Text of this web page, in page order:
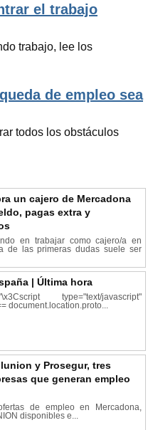
el trabajo
trabajo, lee los
de empleo sea
todos los obstáculos
un cajero de Mercadona
pagas extra y
en trabajar como cajero/a en
de las primeras dudas suele ser
| Última hora
type="text/javascript"
document.location.proto...
y Prosegur, tres
que generan empleo
de empleo en Mercadona,
disponibles e...